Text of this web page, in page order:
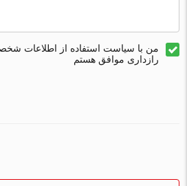
من با سیاست استفاده از اطلاعات
رازداری موافق هستم